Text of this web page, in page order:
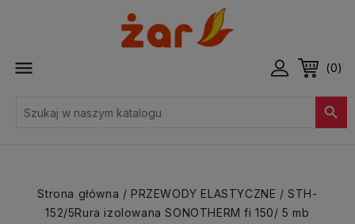
 (0)

Strona główna PRZEWODY ELASTYCZNE
STH-
152/5Rura izolowana SONOTHERM fi 150/ 5 mb